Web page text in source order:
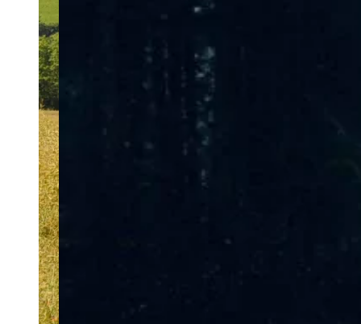
La loi, promulguée en
décembre, divise
notamment par deux le
délai d’ouverture du droit
d’initiative du public pour
demander l’organisation
d’une concertation,
regrette la Commission
dans un avis sur le projet
de décret d’application.
La loi relève aussi les
seuils financiers pour la
saisine obligatoire de la
CNDP (460 à 600 millions
d’euros au lieu de 300) et
l’obligation de rendre
public tout projet
susceptible de conduire à
un débat (230 à 300
millions au lieu de 150).